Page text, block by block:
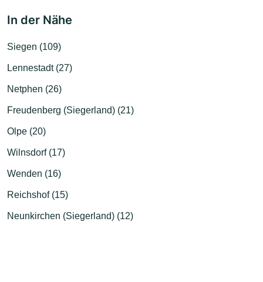
In der Nähe
Siegen (109)
Lennestadt (27)
Netphen (26)
Freudenberg (Siegerland) (21)
Olpe (20)
Wilnsdorf (17)
Wenden (16)
Reichshof (15)
Neunkirchen (Siegerland) (12)